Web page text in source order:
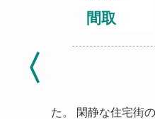
間取
た。 閑静な住宅街